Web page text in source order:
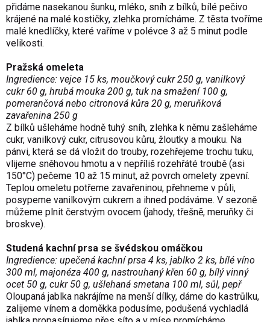
přidáme nasekanou šunku, mléko, sníh z bílků, bílé pečivo
krájené na malé kostičky, zlehka promícháme. Z těsta tvoříme
malé knedlíčky, které vaříme v polévce 3 až 5 minut podle
velikosti.
Pražská omeleta
Ingredience: vejce 15 ks, moučkový cukr 250 g, vanilkový
cukr 60 g, hrubá mouka 200 g, tuk na smažení 100 g,
pomerančová nebo citronová kůra 20 g, meruňková
zavařenina 250 g
Z bílků ušleháme hodně tuhý sníh, zlehka k němu zašleháme
cukr, vanilkový cukr, citrusovou kůru, žloutky a mouku. Na
pánvi, která se dá vložit do trouby, rozehřejeme trochu tuku,
vlijeme sněhovou hmotu a v nepříliš rozehřáté troubě (asi
150°C) pečeme 10 až 15 minut, až povrch omelety zpevní.
Teplou omeletu potřeme zavařeninou, přehneme v půli,
posypeme vanilkovým cukrem a ihned podáváme. V sezoně
můžeme plnit čerstvým ovocem (jahody, třešně, meruňky či
broskve).
Studená kachní prsa se švédskou omáčkou
Ingredience: upečená kachní prsa 4 ks, jablko 2 ks, bílé víno
300 ml, majonéza 400 g, nastrouhaný křen 60 g, bílý vinný
ocet 50 g, cukr 50 g, ušlehaná smetana 100 ml, sůl, pepř
Oloupaná jablka nakrájíme na menší dílky, dáme do kastrůlku,
zalijeme vínem a doměkka podusíme, podušená vychladlá